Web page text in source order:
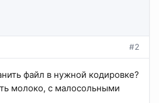
#2
файл в нужной кодировке?
молоко, с малосольными